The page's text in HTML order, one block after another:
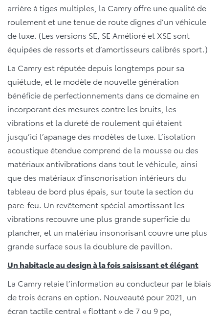
arrière à tiges multiples, la Camry offre une qualité de
roulement et une tenue de route dignes d’un véhicule
de luxe. (Les versions SE, SE Amélioré et XSE sont
équipées de ressorts et d’amortisseurs calibrés sport.)
La Camry est réputée depuis longtemps pour sa
quiétude, et le modèle de nouvelle génération
bénéficie de perfectionnements dans ce domaine en
incorporant des mesures contre les bruits, les
vibrations et la dureté de roulement qui étaient
jusqu’ici l’apanage des modèles de luxe. L’isolation
acoustique étendue comprend de la mousse ou des
matériaux antivibrations dans tout le véhicule, ainsi
que des matériaux d’insonorisation intérieurs du
tableau de bord plus épais, sur toute la section du
pare-feu. Un revêtement spécial amortissant les
vibrations recouvre une plus grande superficie du
plancher, et un matériau insonorisant couvre une plus
grande surface sous la doublure de pavillon.
Un habitacle au design à la fois saisissant et élégant
La Camry relaie l’information au conducteur par le biais
de trois écrans en option. Nouveauté pour 2021, un
écran tactile central « flottant » de 7 ou 9 po,